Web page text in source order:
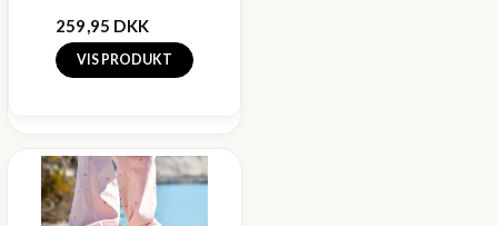
259,95 DKK
VIS PRODUKT